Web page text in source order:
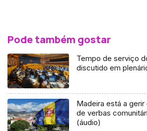
Pode também gostar
Tempo de serviço
discutido em
Madeira está a
de verbas
(áudio)